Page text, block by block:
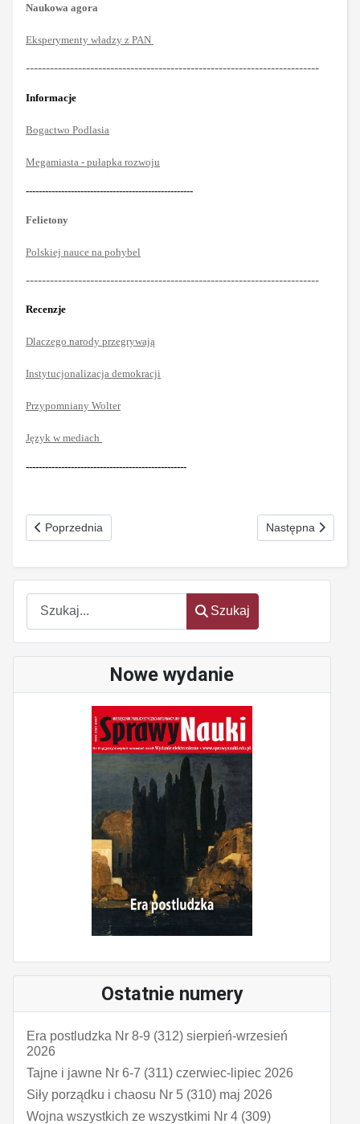
Szukaj
Szukaj
Nowe wydanie
Ostatnie numery
Era postludzka Nr 8-9 (312) sierpień-wrzesień
2026
Tajne i jawne Nr 6-7 (311) czerwiec-lipiec 2026
Siły porządku i chaosu Nr 5 (310) maj 2026
Wojna wszystkich ze wszystkimi Nr 4 (309)
Naukowa agora
Eksperymenty władzy z PAN
-------------------------------------------------------------------------
Informacje
Bogactwo Podlasia
Megamiasta - pułapka rozwoju
----------------------------------------------------
Felietony
Polskiej nauce na pohybel
-------------------------------------------------------------------------
Recenzje
Dlaczego narody przegrywają
Instytucjonalizacja demokracji
Przypomniany Wolter
Język w mediach
--------------------------------------------------
Poprzednia strona: Teksty 2014
Poprzednia Następna strona:
Następna